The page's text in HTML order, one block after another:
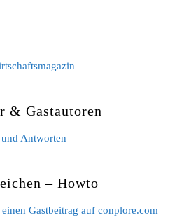
& Gastautoren
Antworten
– Howto
Gastbeitrag auf conplore.com